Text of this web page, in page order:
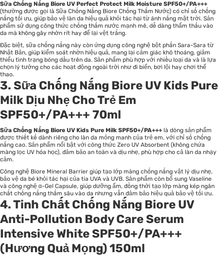
Sữa Chống Nắng Biore UV Perfect Protect Milk Moisture SPF50+/PA+++
(thường được gọi là Sữa Chống Nắng Biore Chống Thấm Nước) có chỉ số chống
nắng tối ưu, giúp bảo vệ làn da hiệu quả khỏi tác hại từ ánh nắng mặt trời. Sản
phẩm sử dụng công thức chống thấm nước mạnh mẽ, dễ dàng thẩm thấu vào
da mà không gây nhờn rít hay để lại vệt trắng.
Đặc biệt, sữa chống nắng này còn ứng dụng công nghệ bột phấn Sara-Sara từ
Nhật Bản, giúp kiểm soát nhờn hiệu quả, mang lại cảm giác khô thoáng, giảm
thiểu tình trạng bóng dầu trên da. Sản phẩm phù hợp với nhiều loại da và là lựa
chọn lý tưởng cho các hoạt động ngoài trời như đi biển, bơi lội hay chơi thể
thao.
3. Sữa Chống Nắng Biore UV Kids Pure
Milk Dịu Nhẹ Cho Trẻ Em
SPF50+/PA+++ 70ml
Sữa Chống Nắng Biore UV Kids Pure Milk SPF50+/PA+++ là dòng sản phẩm
được thiết kế dành riêng cho làn da mỏng manh của trẻ em, với chỉ số chống
nắng cao. Sản phẩm nổi bật với công thức Zero UV Absorbent (không chứa
màng lọc UV hóa học), đảm bảo an toàn và dịu nhẹ, phù hợp cho cả làn da nhạy
cảm.
Công nghệ Biore Mineral Barrier giúp tạo lớp màng chống nắng vật lý dịu nhẹ,
bảo vệ da bé khỏi tác hại của tia UVA và UVB. Sản phẩm còn bổ sung Vaseline
và công nghệ α-Gel Capsule, giúp dưỡng ẩm, đồng thời tạo lớp màng kép ngăn
chất chống nắng thấm sâu vào da nhưng vẫn đảm bảo hiệu quả bảo vệ tối ưu.
4. Tinh Chất Chống Nắng Biore UV
Anti-Pollution Body Care Serum
Intensive White SPF50+/PA+++
(Hương Quả Mọng) 150ml